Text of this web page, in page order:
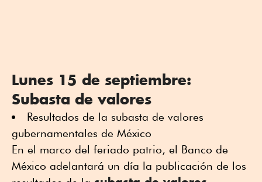
Lunes 15 de septiembre:
Subasta de valores
Resultados de la subasta de valores
gubernamentales de México
En el marco del feriado patrio, el Banco de
México adelantará un día la publicación de los